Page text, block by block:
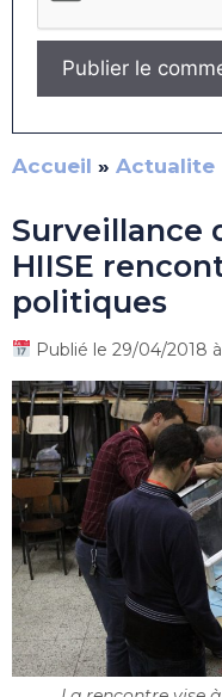
Accueil » Actualite
Surveillance
HIISE
politiques
Publié le 29/04/2018 à